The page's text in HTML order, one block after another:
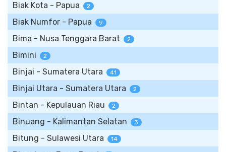
Biak Kota - Papua 2
Biak Numfor - Papua 9
Bima - Nusa Tenggara Barat 2
Bimini 2
Binjai - Sumatera Utara 41
Binjai Utara - Sumatera Utara 2
Bintan - Kepulauan Riau 2
Binuang - Kalimantan Selatan 3
Bitung - Sulawesi Utara 14